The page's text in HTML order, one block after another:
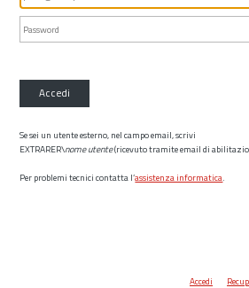
Accedi
Se sei un utente esterno, nel campo email, scrivi
EXTRARER\nome utente(ricevuto tramite email di
Per problemi tecnici contatta l’assistenza informatica.
Accedi